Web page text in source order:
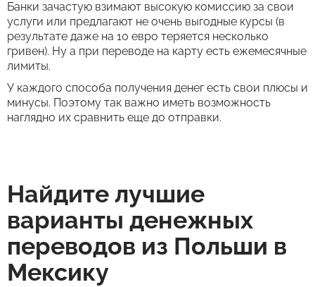
Банки зачастую взимают высокую комиссию за свои
услуги или предлагают не очень выгодные курсы (в
результате даже на 10 евро теряется несколько
гривен). Ну а при переводе на карту есть ежемесячные
лимиты.
У каждого способа получения денег есть свои плюсы и
минусы. Поэтому так важно иметь возможность
наглядно их сравнить еще до отправки.
Найдите лучшие
варианты денежных
переводов из Польши в
Мексику